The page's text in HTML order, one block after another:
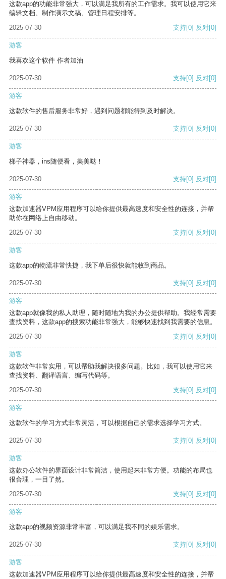
这款app的功能非常强大，可以满足我所有的工作需求。我可以使用它来
编辑文档、制作演示文稿、管理日程安排等。
2025-07-30
支持[0] 反对[0]
游客
我喜欢这个软件 作者加油
2025-07-30 支持[0] 反对[0]
游客
这款软件的售后服务非常好，遇到问题都能得到及时解决。
2025-07-30 支持[0] 反对[0]
游客
梯子神器，ins随便看，美美哒！
2025-07-30 支持[0] 反对[0]
游客
这款加速器VPM应用程序可以给你提供最高速度和安全性的连接，并帮
助你在网络上自由移动。
2025-07-30
支持[0] 反对[0]
游客
这款app的物流非常快捷，我下单后很快就能收到商品。
2025-07-30 支持[0] 反对[0]
游客
这款app就像我的私人助理，随时随地为我的办公提供帮助。我经常需要
查找资料，这款app的搜索功能非常强大，能够快速找到我需要的信息。
2025-07-30
支持[0] 反对[0]
游客
这款软件非常实用，可以帮助我解决很多问题。比如，我可以使用它来
查找资料、翻译语言、编写代码等。
2025-07-30
支持[0] 反对[0]
游客
这款软件的学习方式非常灵活，可以根据自己的需求选择学习方式。
2025-07-30 支持[0] 反对[0]
游客
这款办公软件的界面设计非常简洁，使用起来非常方便。功能的布局也
很合理，一目了然。
2025-07-30
支持[0] 反对[0]
游客
这款app的视频资源非常丰富，可以满足我不同的娱乐需求。
2025-07-30 支持[0] 反对[0]
游客
这款加速器VPM应用程序可以给你提供最高速度和安全性的连接，并帮